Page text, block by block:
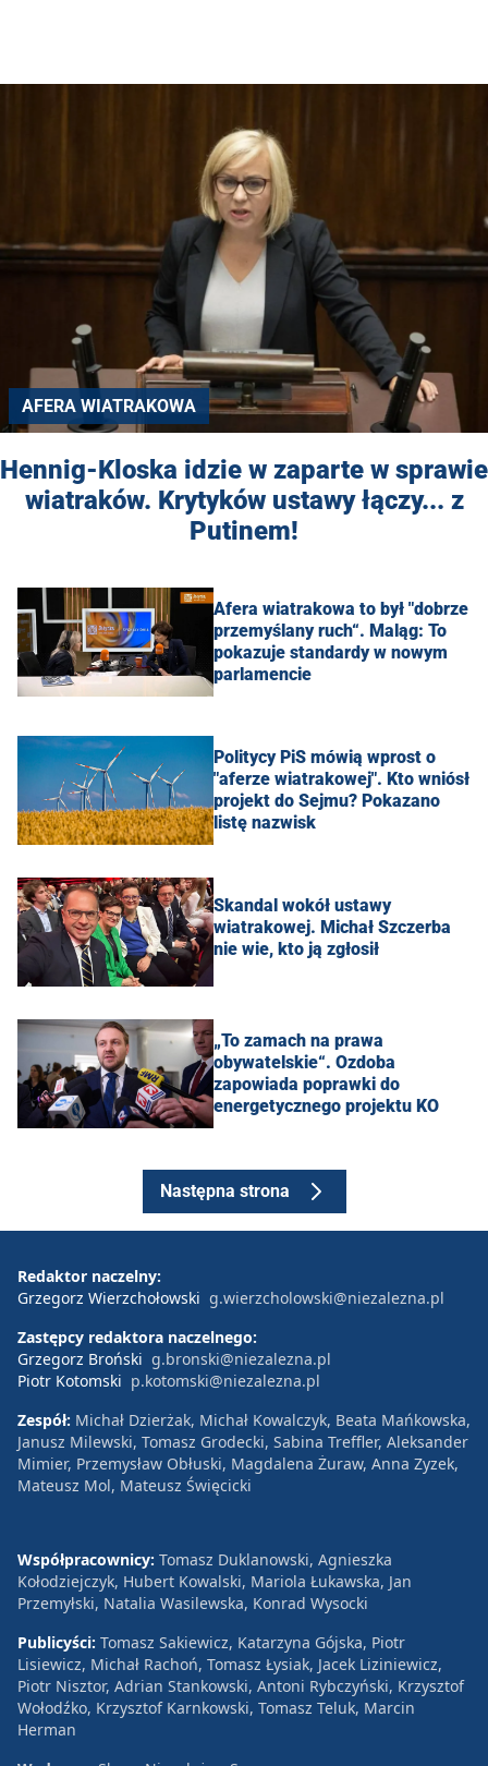
AFERA WIATRAKOWA
Hennig-Kloska idzie w zaparte w sprawie
wiatraków. Krytyków ustawy łączy... z
Putinem!
Afera wiatrakowa to był "dobrze
przemyślany ruch“. Maląg: To
pokazuje standardy w nowym
parlamencie
Politycy PiS mówią wprost o
"aferze wiatrakowej". Kto wniósł
projekt do Sejmu? Pokazano
listę nazwisk
Skandal wokół ustawy
wiatrakowej. Michał Szczerba
nie wie, kto ją zgłosił
„To zamach na prawa
obywatelskie“. Ozdoba
zapowiada poprawki do
energetycznego projektu KO
Następna strona
Redaktor naczelny:
Grzegorz Wierzchołowski g.wierzcholowski@niezalezna.pl
Zastępcy redaktora naczelnego:
Grzegorz Broński g.bronski@niezalezna.pl
Piotr Kotomski p.kotomski@niezalezna.pl
Zespół: Michał Dzierżak, Michał Kowalczyk, Beata Mańkowska,
Janusz Milewski, Tomasz Grodecki, Sabina Treffler, Aleksander
Mimier, Przemysław Obłuski, Magdalena Żuraw, Anna Zyzek,
Mateusz Mol, Mateusz Święcicki
Współpracownicy: Tomasz Duklanowski, Agnieszka
Kołodziejczyk, Hubert Kowalski, Mariola Łukawska, Jan
Przemyłski, Natalia Wasilewska, Konrad Wysocki
Publicyści: Tomasz Sakiewicz, Katarzyna Gójska, Piotr
Lisiewicz, Michał Rachoń, Tomasz Łysiak, Jacek Liziniewicz,
Piotr Nisztor, Adrian Stankowski, Antoni Rybczyński, Krzysztof
Wołodźko, Krzysztof Karnkowski, Tomasz Teluk, Marcin
Herman